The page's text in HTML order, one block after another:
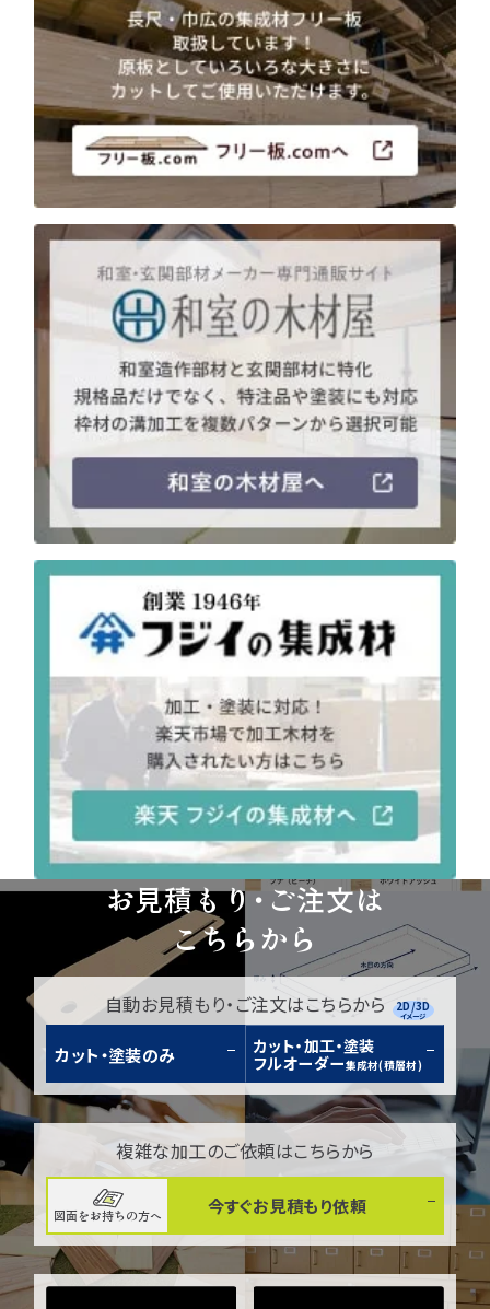
お見積もり・ご注文は
こちらから
自動お見積もり・ご注文はこちらから
カット・塗装のみ
カット・加工・塗装
フルオーダー集成材(積層材)
2D/3D
イメージ
複雑な加工のご依頼はこちらから
図面をお持ちの方へ 今すぐお見積もり依頼